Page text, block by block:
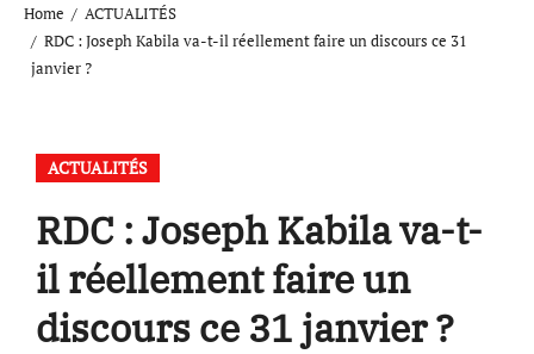
Home
ACTUALITÉS
RDC : Joseph Kabila va-t-il réellement faire un discours ce 31
janvier ?
ACTUALITÉS
RDC : Joseph Kabila va-t-
il réellement faire un
discours ce 31 janvier ?